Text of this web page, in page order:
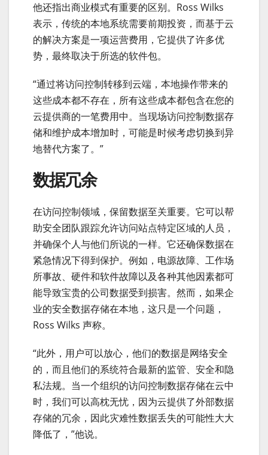
他还指出商业模式有重要的区别。Ross Wilks
表示，传统的本地系统需要前期投资，而基于云
的解决方案是一项运营费用，它提供了许多优
势，最终取决于所选的软件包。
“通过将访问控制转移到云端，本地操作带来的
这些成本都不存在，所有这些成本都包含在您的
云提供商的一笔费用中。当现场访问控制数据存
储和维护成本增加时，可能是时候考虑切换到异
地替代方案了。”
数据冗余
在访问控制领域，保留数据至关重要。它可以帮
助安全团队跟踪允许访问站点特定区域的人员，
并确保个人与他们所说的一样。它还确保数据在
紧急情况下得到保护。例如，电源故障、工作场
所事故、硬件和软件故障以及各种其他因素都可
能导致宝贵的公司数据受到损害。然而，如果企
业的安全数据存储在本地，这只是一个问题，
Ross Wilks 声称。
“此外，用户可以放心，他们的数据是网络安全
的，而且他们的系统符合最新的监管、安全和隐
私法规。当一个组织的访问控制数据存储在云中
时，我们可以高枕无忧，因为云提供了外部数据
存储的冗余，因此灾难性数据丢失的可能性大大
降低了，”他说。